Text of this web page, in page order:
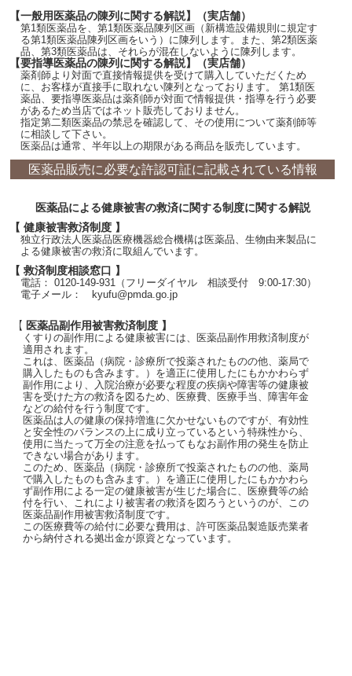
【一般用医薬品の陳列に関する解説】（実店舗）
第1類医薬品を、第1類医薬品陳列区画（新構造設備規則に規定す
る第1類医薬品陳列区画をいう）に陳列します。また、第2類医薬
品、第3類医薬品は、それらが混在しないように陳列します。
【要指導医薬品の陳列に関する解説】（実店舗）
薬剤師より対面で直接情報提供を受けて購入していただくため
に、お客様が直接手に取れない陳列となっております。 第1類医
薬品、要指導医薬品は薬剤師が対面で情報提供・指導を行う必要
があるため当店ではネット販売しておりません。
指定第二類医薬品の禁忌を確認して、その使用について薬剤師等
に相談して下さい。
医薬品は通常、半年以上の期限がある商品を販売しています。
医薬品販売に必要な許認可証に記載されている情報
医薬品による健康被害の救済に関する制度に関する解説
【 健康被害救済制度 】
独立行政法人医薬品医療機器総合機構は医薬品、生物由来製品に
よる健康被害の救済に取組んでいます。
【 救済制度相談窓口 】
電話： 0120-149-931（フリーダイヤル 相談受付 9:00-17:30）
電子メール： kyufu@pmda.go.jp
【 医薬品副作用被害救済制度 】
くすりの副作用による健康被害には、医薬品副作用救済制度が
適用されます。
これは、医薬品（病院・診療所で投薬されたものの他、薬局で
購入したものも含みます。）を適正に使用したにもかかわらず
副作用により、入院治療が必要な程度の疾病や障害等の健康被
害を受けた方の救済を図るため、医療費、医療手当、障害年金
などの給付を行う制度です。
医薬品は人の健康の保持増進に欠かせないものですが、有効性
と安全性のバランスの上に成り立っているという特殊性から、
使用に当たって万全の注意を払ってもなお副作用の発生を防止
できない場合があります。
このため、医薬品（病院・診療所で投薬されたものの他、薬局
で購入したものも含みます。）を適正に使用したにもかかわら
ず副作用による一定の健康被害が生じた場合に、医療費等の給
付を行い、これにより被害者の救済を図ろうというのが、この
医薬品副作用被害救済制度です。
この医療費等の給付に必要な費用は、許可医薬品製造販売業者
から納付される拠出金が原資となっています。